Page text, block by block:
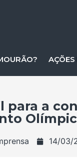
para a
14/03/